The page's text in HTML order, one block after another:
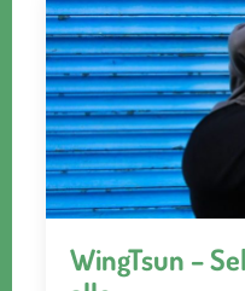
WingTsun –